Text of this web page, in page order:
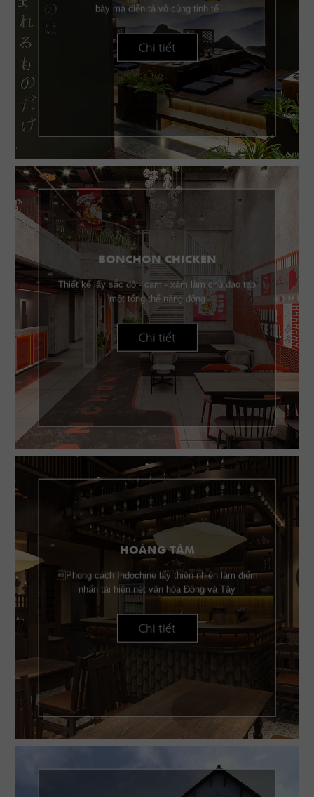
bày mà diễn tả vô cùng tinh tế
Chi tiết
BONCHON CHICKEN
Thiết kế lấy sắc đỏ - cam - xám làm chủ đạo tạo
một tổng thể năng động
Chi tiết
HOÀNG TÂM
Phong cách Indochine lấy thiên nhiên làm điểm
nhấn tái hiện nét văn hóa Đông và Tây
Chi tiết